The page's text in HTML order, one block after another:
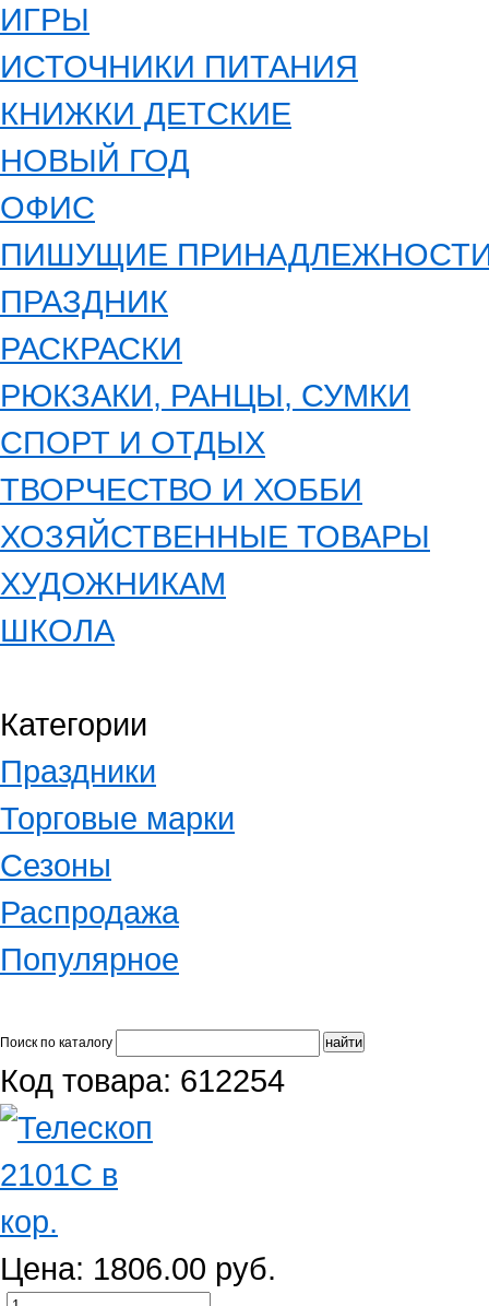
ИГРЫ
ИСТОЧНИКИ ПИТАНИЯ
КНИЖКИ ДЕТСКИЕ
НОВЫЙ ГОД
ОФИС
ПИШУЩИЕ
ПРАЗДНИК
РАСКРАСКИ
РЮКЗАКИ, РАНЦЫ, СУМКИ
СПОРТ И ОТДЫХ
ТВОРЧЕСТВО И ХОББИ
ХОЗЯЙСТВЕННЫЕ ТОВАРЫ
ХУДОЖНИКАМ
ШКОЛА
Категории
Праздники
Торговые марки
Сезоны
Распродажа
Популярное
Поиск по каталогу
Код товара: 612254
Цена: 1806.00 руб.